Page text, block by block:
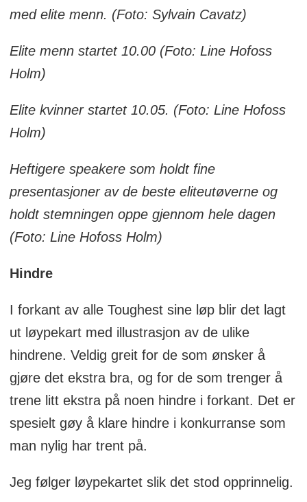
med elite menn. (Foto: Sylvain Cavatz)
Elite menn startet 10.00 (Foto: Line Hofoss
Holm)
Elite kvinner startet 10.05. (Foto: Line Hofoss
Holm)
Heftigere speakere som holdt fine
presentasjoner av de beste eliteutøverne og
holdt stemningen oppe gjennom hele dagen
(Foto: Line Hofoss Holm)
Hindre
I forkant av alle Toughest sine løp blir det lagt
ut løypekart med illustrasjon av de ulike
hindrene. Veldig greit for de som ønsker å
gjøre det ekstra bra, og for de som trenger å
trene litt ekstra på noen hindre i forkant. Det er
spesielt gøy å klare hindre i konkurranse som
man nylig har trent på.
Jeg følger løypekartet slik det stod opprinnelig.